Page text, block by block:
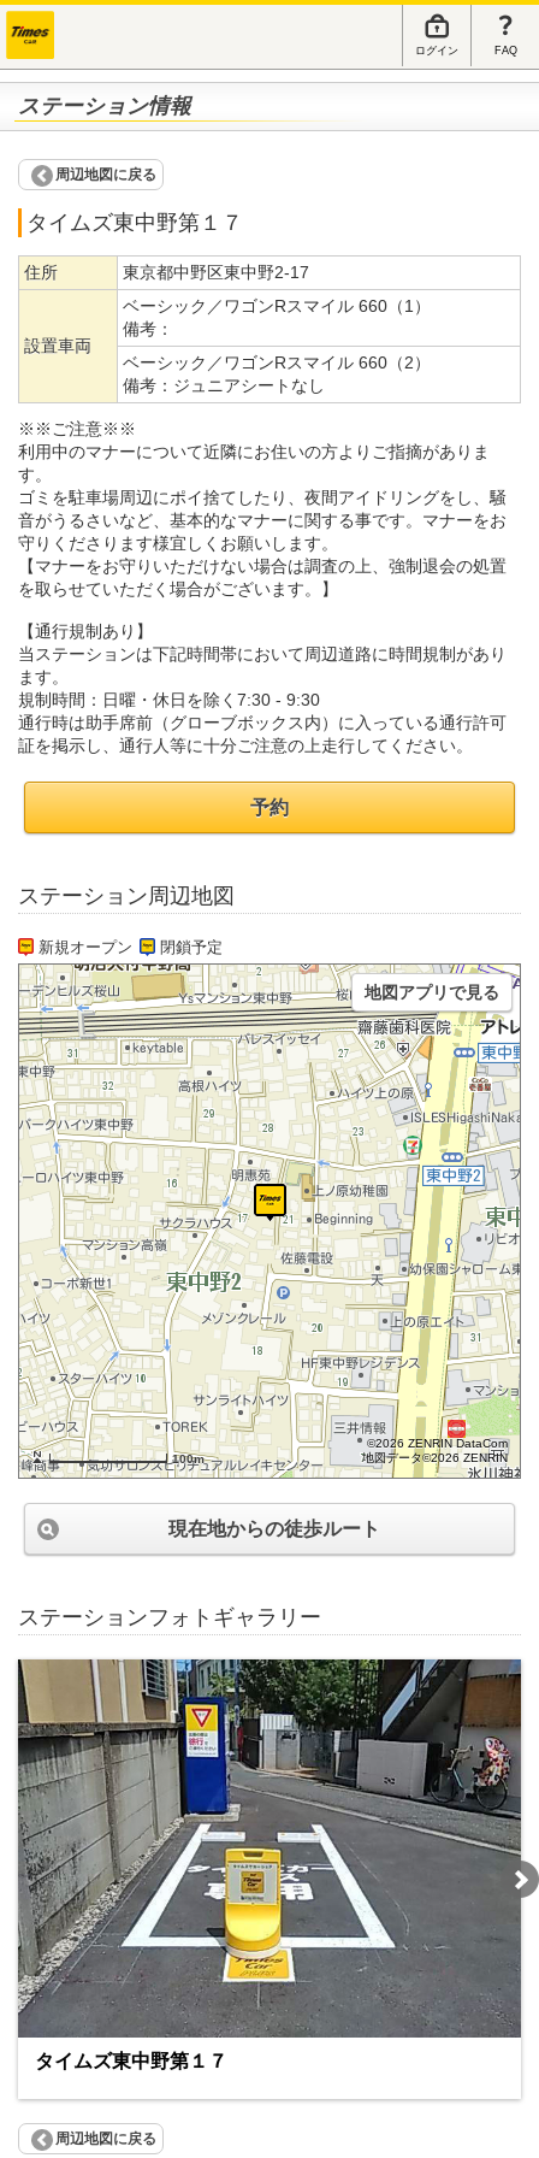
ログイン FAQ
ステーション情報
周辺地図に戻る
タイムズ東中野第１７
住所 東京都中野区東中野2-17
設置車両
ベーシック／ワゴンRスマイル 660（1）
備考：
ベーシック／ワゴンRスマイル 660（2）
備考： ジュニアシートなし
※※ご注意※※
利用中のマナーについて近隣にお住いの方よりご指摘がありま
す。
ゴミを駐車場周辺にポイ捨てしたり、夜間アイドリングをし、騒
音がうるさいなど、基本的なマナーに関する事です。マナーをお
守りくださります様宜しくお願いします。
【マナーをお守りいただけない場合は調査の上、強制退会の処置
を取らせていただく場合がございます。】
【通行規制あり】
当ステーションは下記時間帯において周辺道路に時間規制があり
ます。
規制時間：日曜・休日を除く7:30 - 9:30
通行時は助手席前（グローブボックス内）に入っている通行許可
証を掲示し、通行人等に十分ご注意の上走行してください。
予約
ステーション周辺地図
新規オープン 閉鎖予定
100m
©2026 ZENRIN DataCom
地図データ©2026 ZENRIN
地図アプリで見る
現在地からの徒歩ルート
ステーションフォトギャラリー
タイムズ東中野第１７
周辺地図に戻る